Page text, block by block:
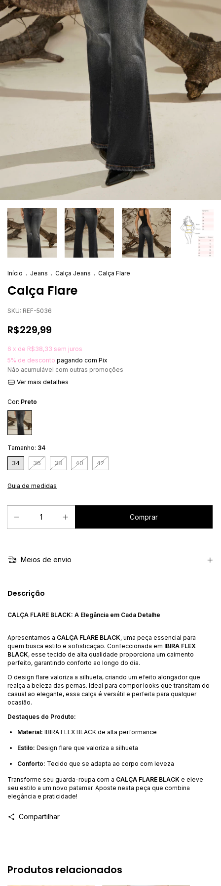
Início . Jeans . Calça Jeans . Calça Flare
Calça Flare
SKU: REF-5036
R$229,99
6 x de R$38,33 sem juros
5% de desconto pagando com Pix
Não acumulável com outras promoções
Ver mais detalhes
Cor: Preto
Tamanho: 34
34 36 38 40 42
Guia de medidas
Meios de envio
Descrição
CALÇA FLARE BLACK: A Elegância em Cada Detalhe
Apresentamos a CALÇA FLARE BLACK, uma peça essencial para
quem busca estilo e sofisticação. Confeccionada em IBIRA FLEX
BLACK, esse tecido de alta qualidade proporciona um caimento
perfeito, garantindo conforto ao longo do dia.
O design flare valoriza a silhueta, criando um efeito alongador que
realça a beleza das pernas. Ideal para compor looks que transitam do
casual ao elegante, essa calça é versátil e perfeita para qualquer
ocasião.
Destaques do Produto:
Material: IBIRA FLEX BLACK de alta performance
Estilo: Design flare que valoriza a silhueta
Conforto: Tecido que se adapta ao corpo com leveza
Transforme seu guarda-roupa com a CALÇA FLARE BLACK e eleve
seu estilo a um novo patamar. Aposte nesta peça que combina
elegância e praticidade!
Compartilhar
Produtos relacionados